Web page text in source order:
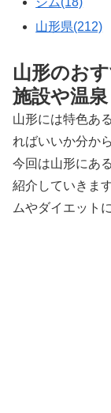
山形県(212)
山形のお
施設や温
山形には特色あ
ればいいか分か
今回は山形にあ
紹介していきま
ムやダイエット